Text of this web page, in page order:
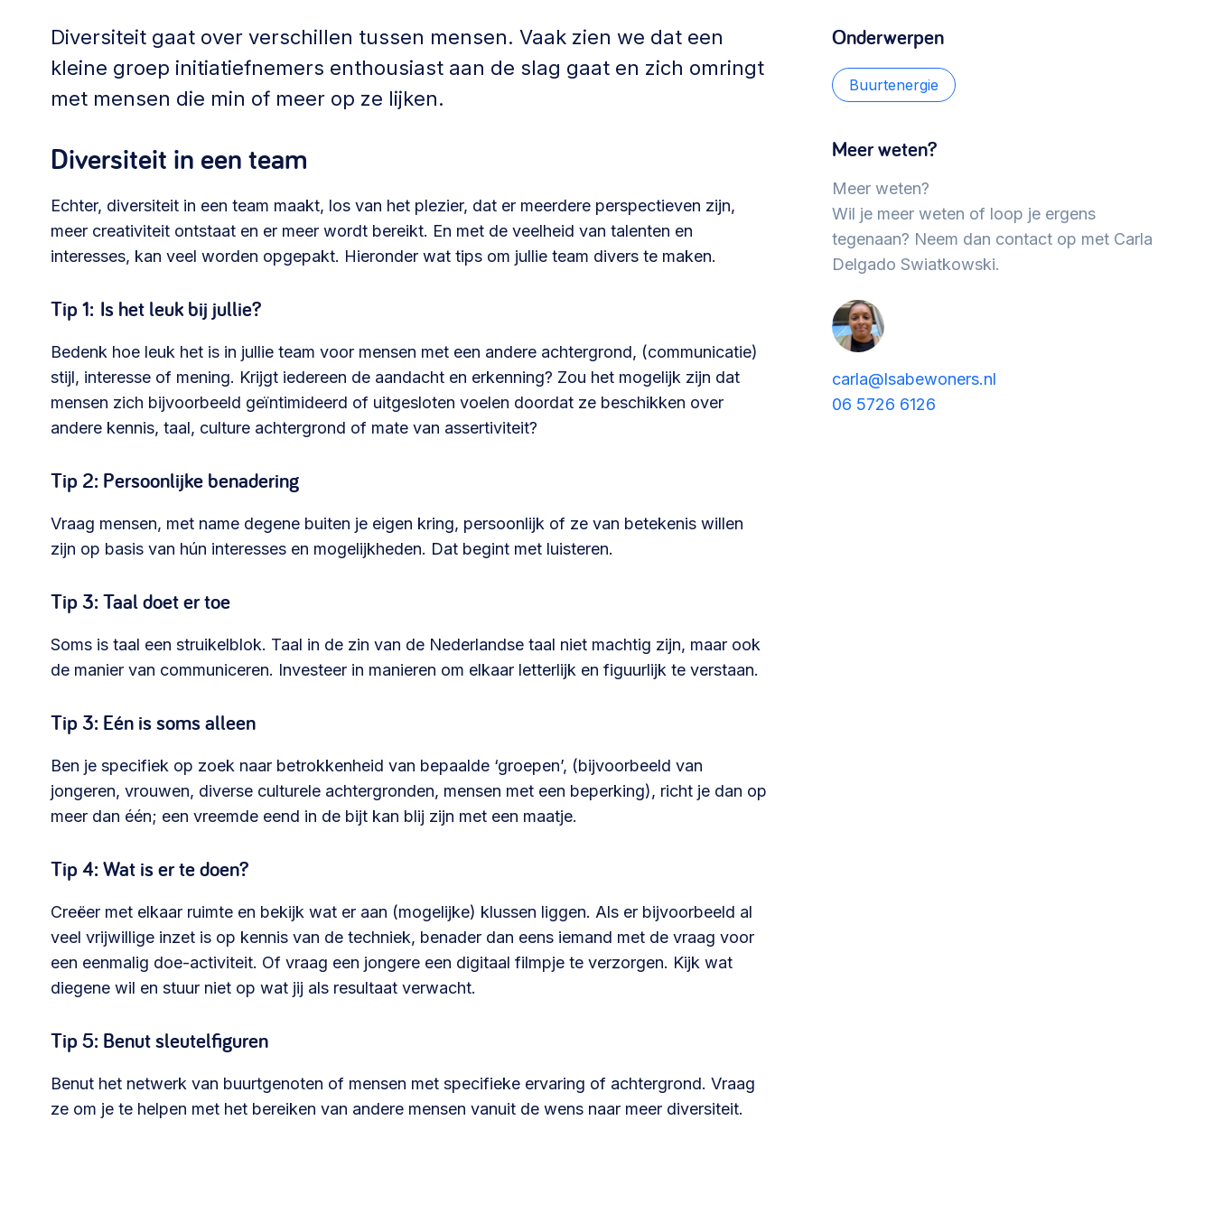
welkomstcultuur >
netwerken uitbreiden >
Weerbare gemeenschappen
ontmoetingsplekken >
Buurtenergie Meebeslissen
democratie >
Samenwerken en lokale politiek
Lobbyen, invloed uitoefenen,
maatschappelijke impact >
Omgevingswet en gebiedsontwikkeling
invoering omgevingswet, participatie,
gebiedsontwikkeling>
Advies of hulp nodig?
Je kunt altijd contact met ons opnemen via telefoon of e-mail.
Diversiteit gaat over verschillen tussen mensen. Vaak zien we dat een
kleine groep initiatiefnemers enthousiast aan de slag gaat en zich omringt
met mensen die min of meer op ze lijken.
Diversiteit in een team
Echter, diversiteit in een team maakt, los van het plezier, dat er meerdere perspectieven zijn,
meer creativiteit ontstaat en er meer wordt bereikt. En met de veelheid van talenten en
interesses, kan veel worden opgepakt. Hieronder wat tips om jullie team divers te maken.
Tip 1: Is het leuk bij jullie?
Bedenk hoe leuk het is in jullie team voor mensen met een andere achtergrond, (communicatie)
stijl, interesse of mening. Krijgt iedereen de aandacht en erkenning? Zou het mogelijk zijn dat
mensen zich bijvoorbeeld geïntimideerd of uitgesloten voelen doordat ze beschikken over
andere kennis, taal, culture achtergrond of mate van assertiviteit?
Tip 2: Persoonlijke benadering
Vraag mensen, met name degene buiten je eigen kring, persoonlijk of ze van betekenis willen
zijn op basis van hún interesses en mogelijkheden. Dat begint met luisteren.
Tip 3: Taal doet er toe
Soms is taal een struikelblok. Taal in de zin van de Nederlandse taal niet machtig zijn, maar ook
de manier van communiceren. Investeer in manieren om elkaar letterlijk en figuurlijk te verstaan.
Tip 3: Eén is soms alleen
Ben je specifiek op zoek naar betrokkenheid van bepaalde ‘groepen’, (bijvoorbeeld van
jongeren, vrouwen, diverse culturele achtergronden, mensen met een beperking), richt je dan op
meer dan één; een vreemde eend in de bijt kan blij zijn met een maatje.
Tip 4: Wat is er te doen?
Creëer met elkaar ruimte en bekijk wat er aan (mogelijke) klussen liggen. Als er bijvoorbeeld al
veel vrijwillige inzet is op kennis van de techniek, benader dan eens iemand met de vraag voor
een eenmalig doe-activiteit. Of vraag een jongere een digitaal filmpje te verzorgen. Kijk wat
diegene wil en stuur niet op wat jij als resultaat verwacht.
Tip 5: Benut sleutelfiguren
Benut het netwerk van buurtgenoten of mensen met specifieke ervaring of achtergrond. Vraag
ze om je te helpen met het bereiken van andere mensen vanuit de wens naar meer diversiteit.
Onderwerpen
Buurtenergie
Meer weten?
Meer weten?
Wil je meer weten of loop je ergens
tegenaan? Neem dan contact op met Carla
Delgado Swiatkowski.
carla@lsabewoners.nl
06 5726 6126